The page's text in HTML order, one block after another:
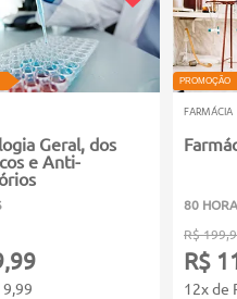
Geral, dos
e Anti-
PROMOÇÃO
FARMÁCIA
80
R$
R$
12x de